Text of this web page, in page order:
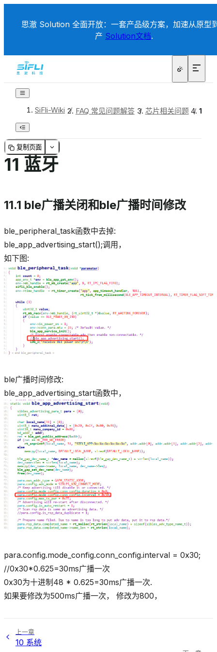
思澈 Solution 全面开放：一套产品级方案，加速从原型
产 Solution文档.
SiFli-Wiki / FAQ 常见问题解答 / 芯片相关问题 / 11 蓝
复制页面
11 蓝牙
11.1 ble广播关闭和ble广播时间修改
ble_peripheral_task函数中去掉:
ble_app_advertising_start();调用，
如下图:
ble广播时间修改:
ble_app_advertising_start函数中，
para.config.mode_config.conn_config.interval = 0x30;
//0x30*0.625=30ms广播一次
0x30为十进制48 * 0.625=30ms广播一次.
如果要修改为500ms广播一次， 修改为800，
上一章
10 系统